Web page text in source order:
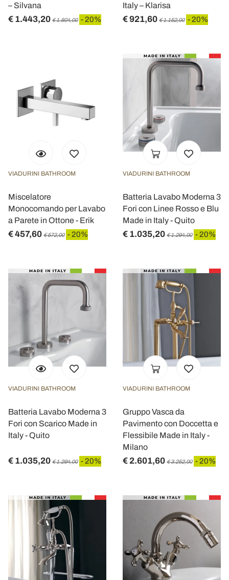
– Silvana
€ 1.443,20 € 1.804,00 - 20%
Italy – Klarisa
€ 921,60 € 1.152,00 - 20%
VIADURINI BATHROOM
Miscelatore
Monocomando per Lavabo
a Parete in Ottone - Erik
€ 457,60 € 572,00 - 20%
VIADURINI BATHROOM
Batteria Lavabo Moderna 3
Fori con Linee Rosso e Blu
Made in Italy - Quito
€ 1.035,20 € 1.294,00 - 20%
VIADURINI BATHROOM
Batteria Lavabo Moderna 3
Fori con Scarico Made in
Italy - Quito
€ 1.035,20 € 1.294,00 - 20%
VIADURINI BATHROOM
Gruppo Vasca da
Pavimento con Doccetta e
Flessibile Made in Italy -
Milano
€ 2.601,60 € 3.252,00 - 20%